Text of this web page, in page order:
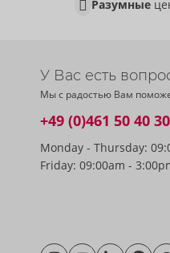
Разумные
У Вас есть
Мы с радостью Вам
+49 (0)461 50 40
Monday - Thursday:
Friday: 09:00am -